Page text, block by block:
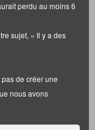
perdu au moins 6
sujet, « Il y a des
de créer une
nous avons